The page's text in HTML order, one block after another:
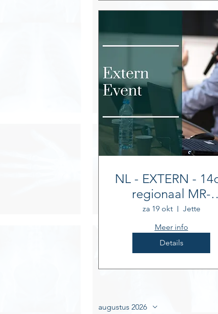
NL - EXTERN -
regionaal MR-
SYMPOSIUM
za 19 okt
Jette
Meer info
Details
augustus 2026